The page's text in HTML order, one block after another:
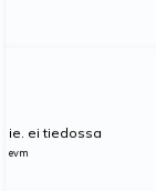
ie. ei tiedossa
evm